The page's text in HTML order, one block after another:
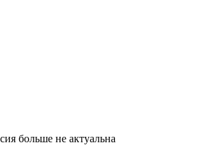
больше не актуальна